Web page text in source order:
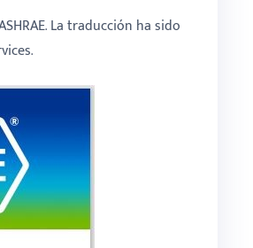
La traducción ha sido